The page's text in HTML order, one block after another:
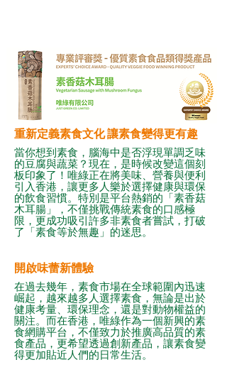
重新定義素食文化 讓素食變得更有趣
當你想到素食，腦海中是否浮現單調乏味
的豆腐與蔬菜？現在，是時候改變這個刻
板印象了！唯綠正在將美味、營養與便利
引入香港，讓更多人樂於選擇健康與環保
的飲食習慣。特別是平台熱銷的「素香菇
木耳腸」，不僅挑戰傳統素食的口感極
限，更成功吸引許多非素食者嘗試，打破
了「素食等於無趣」的迷思。
開啟味蕾新體驗
在過去幾年，素食市場在全球範圍內迅速
崛起，越來越多人選擇素食，無論是出於
健康考量、環保理念，還是對動物權益的
關注。而在香港，唯綠作為一個新興的素
食網購平台，不僅致力於推廣高品質的素
食產品，更希望透過創新產品，讓素食變
得更加貼近人們的日常生活。